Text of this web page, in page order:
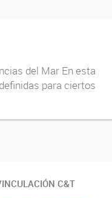
del Mar En esta
para ciertos
C&T